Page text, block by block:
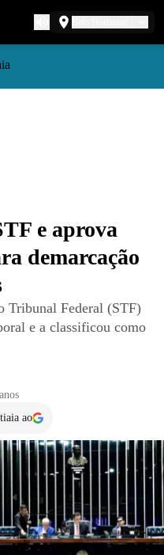
e aprova
demarcação
Tribunal Federal (STF)
e a classificou como
ao